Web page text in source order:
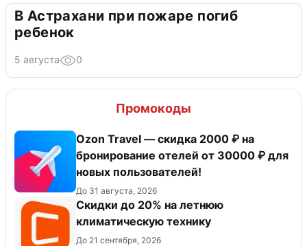
В Астрахани при пожаре погиб
ребенок
5 августа 0
Промокоды
Ozon Travel — скидка 2000 ₽ на
бронирование отелей от 30000 ₽ для
новых пользователей!
До 31 августа, 2026
Скидки до 20% на летнюю
климатическую технику
До 21 сентября, 2026